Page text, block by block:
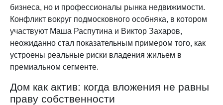
бизнеса, но и профессионалы рынка недвижимости.
Конфликт вокруг подмосковного особняка, в котором
участвуют Маша Распутина и Виктор Захаров,
неожиданно стал показательным примером того, как
устроены реальные риски владения жильем в
премиальном сегменте.
Дом как актив: когда вложения не равны
праву собственности